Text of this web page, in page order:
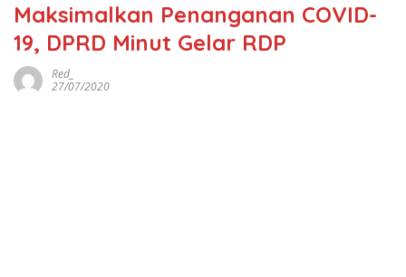
Maksimalkan Penanganan COVID-
19, DPRD Minut Gelar RDP
Red_
27/07/2020